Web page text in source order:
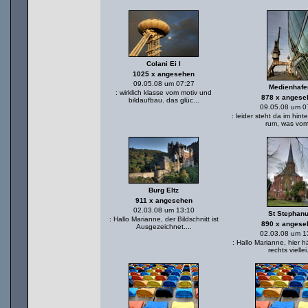
Colani Ei l
1025 x angesehen
09.05.08 um 07:27
: wirklich klasse vom motiv und
bildaufbau. das glüc...
878 x
09.05.08 um
: leider steht da im
rum, was
Burg Eltz
911 x angesehen
02.03.08 um 13:10
: Hallo Marianne, der Bildschnitt ist
Ausgezeichnet....
St
890 x
02.03.08 um
: Hallo Marianne, hier
rechts